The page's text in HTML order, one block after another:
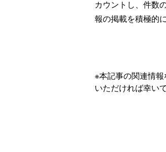
カウントし、件数
報の掲載を積極的
※本記事の関連情
いただければ幸い